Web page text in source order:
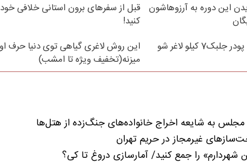
دیدن این دوره به آرزوهاشون قبل از سفرهای برون استانی خلافی
کنید!
کیلو لاغر شو
این روش لاغری گیاهی توی دنیا حرف
میزنه(تخفیف ویژه تا امشب)
مجلس به شایعه اخراج خانواده‌های جنگ‌زده از هتل‌ها
غیرمجاز در حریم تهران
را جمع کنید/ آمارسازی دروغ تا کی؟